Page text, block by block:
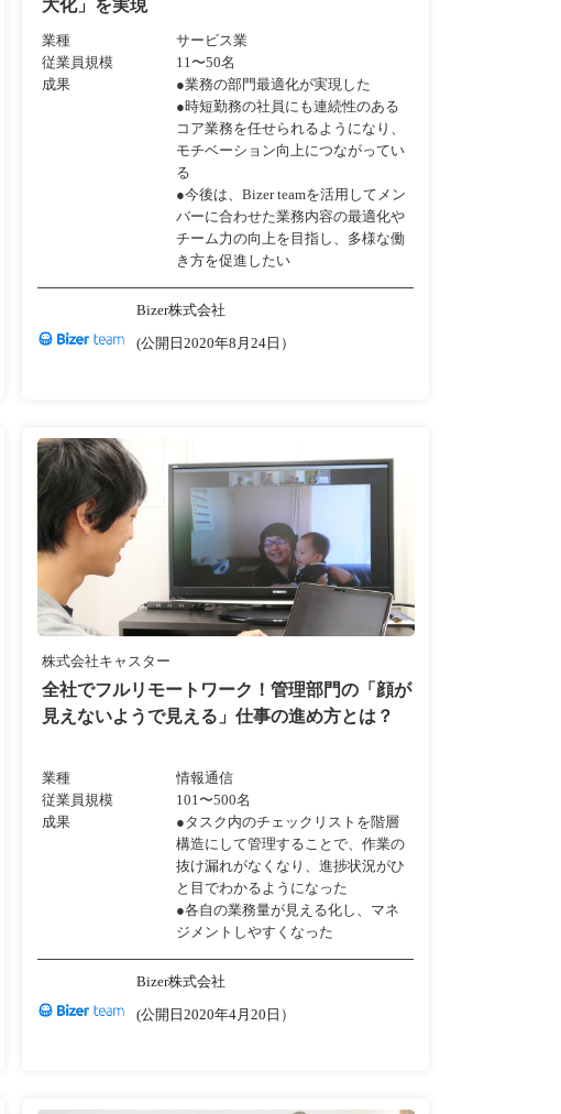
大化」を実現
業種
サービス業
従業員規模
11〜50名
成果
●業務の部門最適化が実現した
●時短勤務の社員にも連続性のある
コア業務を任せられるようになり、
モチベーション向上につながってい
る
●今後は、Bizer teamを活用してメン
バーに合わせた業務内容の最適化や
チーム力の向上を目指し、多様な働
き方を促進したい
Bizer株式会社
(公開日2020年8月24日）
株式会社キャスター
全社でフルリモートワーク！管理部門の「顔が
見えないようで見える」仕事の進め方とは？
業種
情報通信
従業員規模
101〜500名
成果
●タスク内のチェックリストを階層
構造にして管理することで、作業の
抜け漏れがなくなり、進捗状況がひ
と目でわかるようになった
●各自の業務量が見える化し、マネ
ジメントしやすくなった
Bizer株式会社
(公開日2020年4月20日）